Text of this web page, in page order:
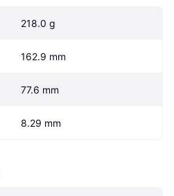
218.0 g
162.9 mm
77.6 mm
8.29 mm